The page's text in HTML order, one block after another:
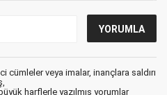
cümleler veya imalar, inançlara saldırı
harflerle yazılmış yorumlar